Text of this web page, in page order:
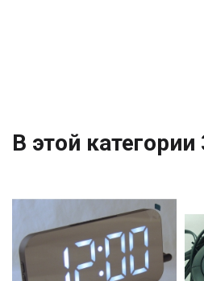
В этой